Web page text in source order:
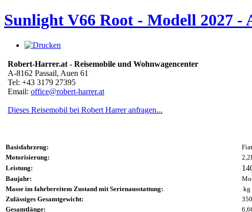
Sunlight V66 Root - Modell 2027 -
Robert-Harrer.at - Reisemobile und Wohnwagencenter
A-8162 Passail, Auen 61
Tel: +43 3179 27395
Email: office@robert-harrer.at
Dieses Reisemobil bei Robert Harrer anfragen...
Basisfahrzeug:
Motorisierung:
Leistung:
Baujahr:
Masse im fahrbereitem Zustand mit Serienausstattung:
kg
Zulässiges Gesamtgewicht:
Gesamtlänge: